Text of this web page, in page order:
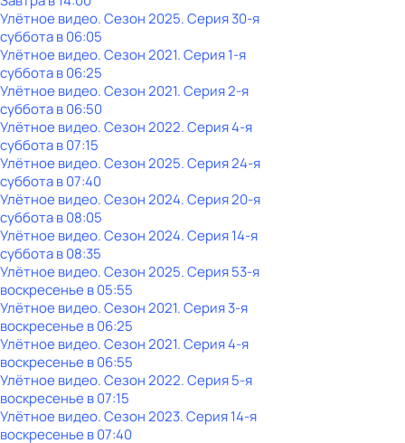
Улётное видео. Сезон 2025. Серия 30-я
субботав06:05
Улётное видео. Сезон 2021. Серия 1-я
субботав06:25
Улётное видео. Сезон 2021. Серия 2-я
субботав06:50
Улётное видео. Сезон 2022. Серия 4-я
субботав07:15
Улётное видео. Сезон 2025. Серия 24-я
субботав07:40
Улётное видео. Сезон 2024. Серия 20-я
субботав08:05
Улётное видео. Сезон 2024. Серия 14-я
субботав08:35
Улётное видео. Сезон 2025. Серия 53-я
воскресенье в05:55
Улётное видео. Сезон 2021. Серия 3-я
воскресенье в06:25
Улётное видео. Сезон 2021. Серия 4-я
воскресенье в06:55
Улётное видео. Сезон 2022. Серия 5-я
воскресенье в07:15
Улётное видео. Сезон 2023. Серия 14-я
воскресенье в07:40